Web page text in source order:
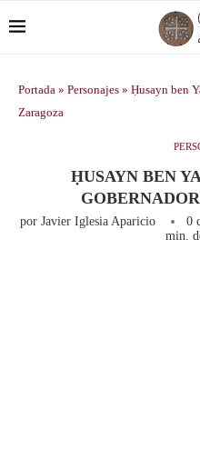
Portada » Personajes » Ḥusayn ben
Zaragoza
ḤUSAYN BEN
por Javier Iglesia Aparicio 0
min.